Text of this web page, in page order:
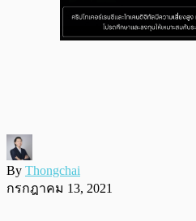
By Thongchai
กรกฎาคม 13, 2021